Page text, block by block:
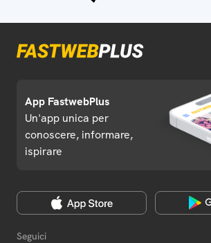
App FastwebPlus
Un'app unica per
conoscere, informare,
ispirare
Seguici